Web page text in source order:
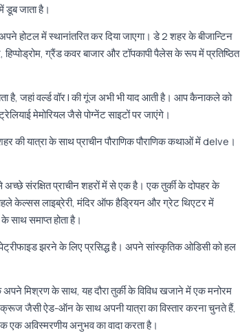
डूब जाता है।
होटल में स्थानांतरित कर दिया जाएगा। डे 2 शहर के बीजान्टिन
ग्रैंड कवर बाजार और टॉपकापी पैलेस के रूप में प्रतिष्ठित
है, जहां वर्ल्ड वॉर I की गूंज अभी भी याद आती है। आप कैनाकले को
मेमोरियल जैसे पोग्नेंट साइटों पर जाएंगे।
की यात्रा के साथ प्राचीन पौराणिक पौराणिक कथाओं में delve।
संरक्षित प्राचीन शहरों में से एक है। एक तुर्की के दोपहर के
केल्सस लाइब्रेरी, मंदिर ऑफ हैड्रियन और ग्रेट थिएटर में
साथ समाप्त होता है।
झरने के लिए प्रसिद्ध है। अपने सांस्कृतिक ओडिसी को हल
मिश्रण के साथ, यह दौरा तुर्की के विविध खजाने में एक मनोरम
जैसी ऐड-ऑन के साथ अपनी यात्रा का विस्तार करना चुनते हैं,
एक अविस्मरणीय अनुभव का वादा करता है।